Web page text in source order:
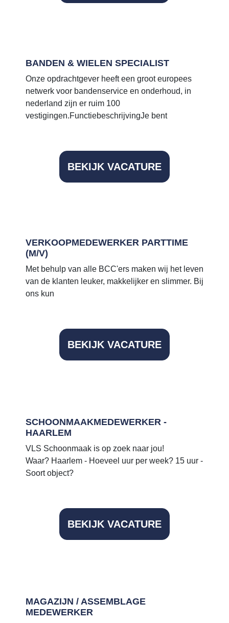
BANDEN & WIELEN SPECIALIST
Onze opdrachtgever heeft een groot europees
netwerk voor bandenservice en onderhoud, in
nederland zijn er ruim 100
vestigingen.FunctiebeschrijvingJe bent
BEKIJK VACATURE
VERKOOPMEDEWERKER PARTTIME
(M/V)
Met behulp van alle BCC'ers maken wij het leven
van de klanten leuker, makkelijker en slimmer. Bij
ons kun
BEKIJK VACATURE
SCHOONMAAKMEDEWERKER -
HAARLEM
VLS Schoonmaak is op zoek naar jou!
Waar? Haarlem - Hoeveel uur per week? 15 uur -
Soort object?
BEKIJK VACATURE
MAGAZIJN / ASSEMBLAGE
MEDEWERKER